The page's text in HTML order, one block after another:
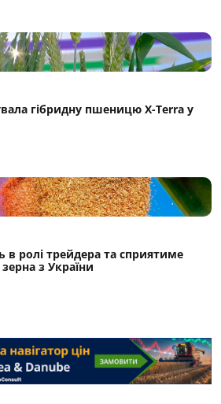
гібридну пшеницю X-Terra у
в ролі трейдера та сприятиме
з України